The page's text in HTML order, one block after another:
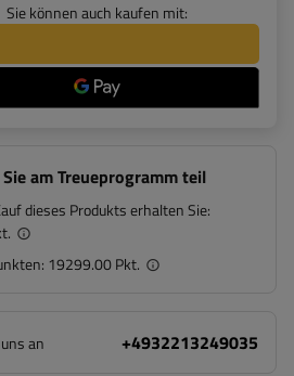
Sie können auch kaufen mit:
am Treueprogramm teil
dieses Produkts erhalten Sie:
19299.00 Pkt.
an +4932213249035